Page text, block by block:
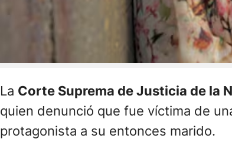
La Corte Suprema de Justicia de la
quien denunció que fue víctima de
protagonista a su entonces marido.